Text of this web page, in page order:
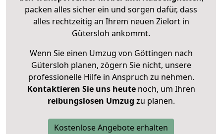
packen alles sicher ein und sorgen dafür, dass
alles rechtzeitig an Ihrem neuen Zielort in
Gütersloh ankommt.
Wenn Sie einen Umzug von Göttingen nach
Gütersloh planen, zögern Sie nicht, unsere
professionelle Hilfe in Anspruch zu nehmen.
Kontaktieren Sie uns heutenoch, um Ihren
reibungslosen Umzug zu planen.
Kostenlose Angebote erhalten